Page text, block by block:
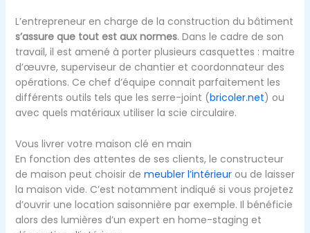
L’entrepreneur en charge de la construction du bâtiment
s’assure que tout est aux normes. Dans le cadre de son
travail, il est amené à porter plusieurs casquettes : maitre
d’œuvre, superviseur de chantier et coordonnateur des
opérations. Ce chef d’équipe connait parfaitement les
différents outils tels que les serre-joint (bricoler.net) ou
avec quels matériaux utiliser la scie circulaire.
Vous livrer votre maison clé en main
En fonction des attentes de ses clients, le constructeur
de maison peut choisir de meubler l’intérieurou de laisser
la maison vide. C’est notamment indiqué si vous projetez
d’ouvrir une location saisonnière par exemple. Il bénéficie
alors des lumières d’un expert en home-staging et